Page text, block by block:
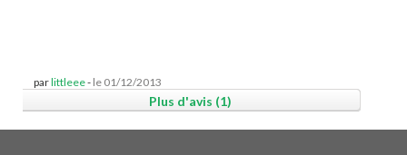
parlittleee- le 01/12/2013
Plus d'avis (1)